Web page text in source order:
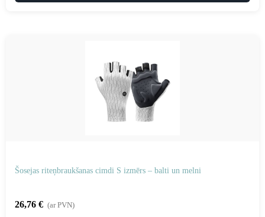
Šosejas riteņbraukšanas cimdi S izmērs – balti un melni
26,76 € (ar PVN)